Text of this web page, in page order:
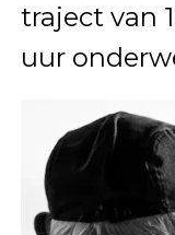
traject van
uur